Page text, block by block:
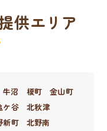
供エリア
牛沼 榎町
金山町
ケ谷
北秋津
新町
北野南